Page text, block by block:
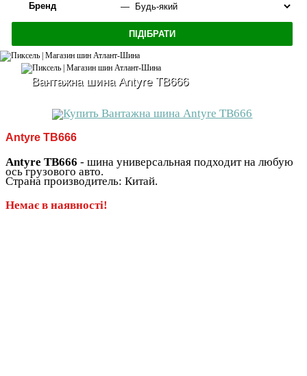
Бренд
Вантажна шина Antyre TB666
Antyre TB666
Antyre TB666 - шина универсальная подходит на любую
ось грузового авто.
Страна производитель: Китай.
Немає в наявності!